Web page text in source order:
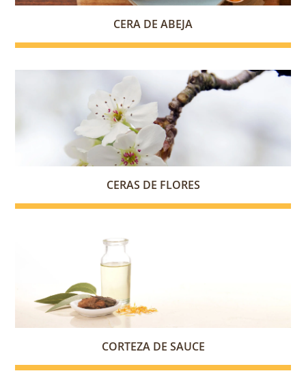
CERA DE ABEJA
CERAS DE FLORES
CORTEZA DE SAUCE